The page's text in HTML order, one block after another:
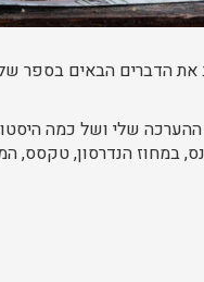
כתב את הדברים הבאים בספר
שלי ושל כמה
"דייב הזקן" מאתנס, במחוז הנדרסון,